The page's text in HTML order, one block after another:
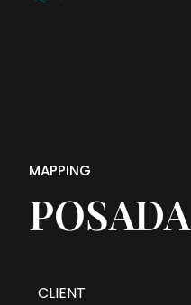
MAPPING
POSADA
CLIENT